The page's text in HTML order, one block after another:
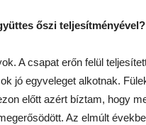
őszi teljesítményével?
A csapat erőn felül
jó egyveleget alkotnak.
előtt azért bíztam, hogy
Az elmúlt